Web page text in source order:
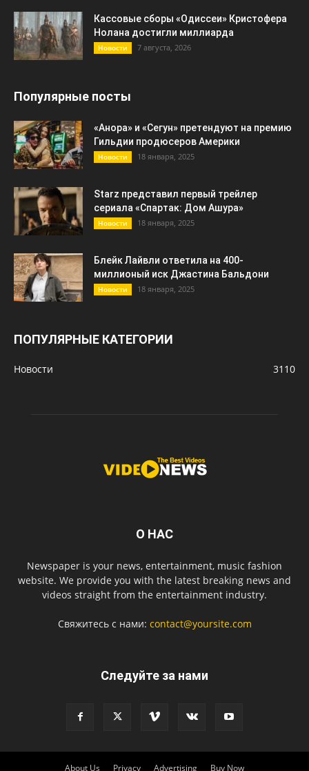
Кассовые сборы «Одиссеи» Кристофера
Нолана достигли миллиарда
Новости 7 августа, 2026
Популярные посты
«Анора» и «Сегун» претендуют на премию
Гильдии продюсеров Америки
Новости 18 января, 2025
Starz представил первый трейлер
сериала «Спартак: Дом Ашура»
Новости 18 января, 2025
Блейк Лайвли ответила на 400-
миллионый иск Джастина Бальдони
Новости 18 января, 2025
ПОПУЛЯРНЫЕ КАТЕГОРИИ
Новости 3110
О НАС
Newspaper is your news, entertainment, music fashion
website. We provide you with the latest breaking news and
videos straight from the entertainment industry.
Свяжитесь с нами: contact@yoursite.com
Следуйте за нами
About Us Privacy Advertising Buy Now